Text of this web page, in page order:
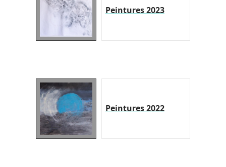
Peintures 2023
Peintures 2022